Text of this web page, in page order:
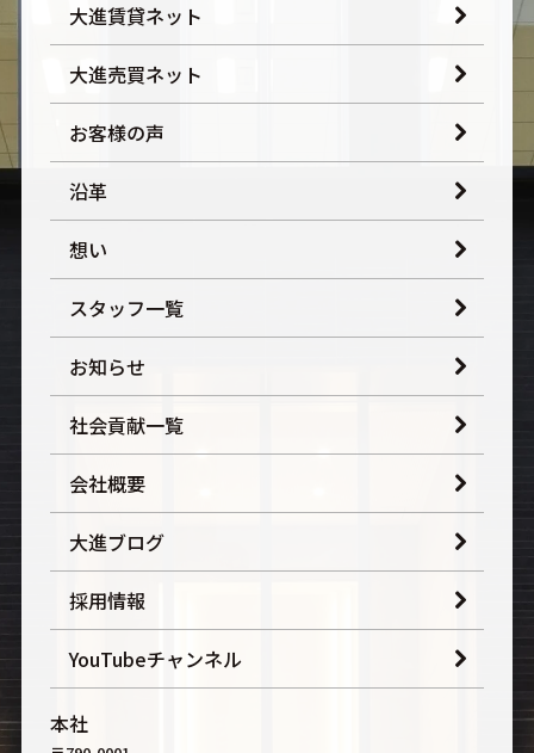
大進賃貸ネット
大進売買ネット
お客様の声
沿革
想い
スタッフ一覧
お知らせ
社会貢献一覧
会社概要
大進ブログ
採用情報
YouTubeチャンネル
本社